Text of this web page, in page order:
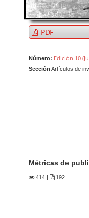
PDF
Número: Edición 10
Sección Artículos de
Métricas de
414 192